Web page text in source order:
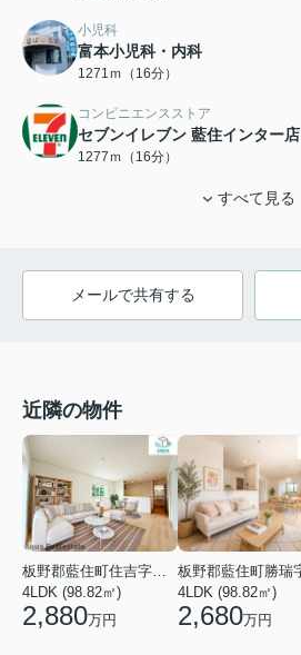
小児科
富本小児科・内科
1271ｍ（16分）
コンビニエンスストア
セブンイレブン 藍住インター店
1277ｍ（16分）
すべて見る
メールで共有する
近隣の物件
4LDK (98.82㎡)
2,880万円
4LDK (98.82㎡)
2,680万円